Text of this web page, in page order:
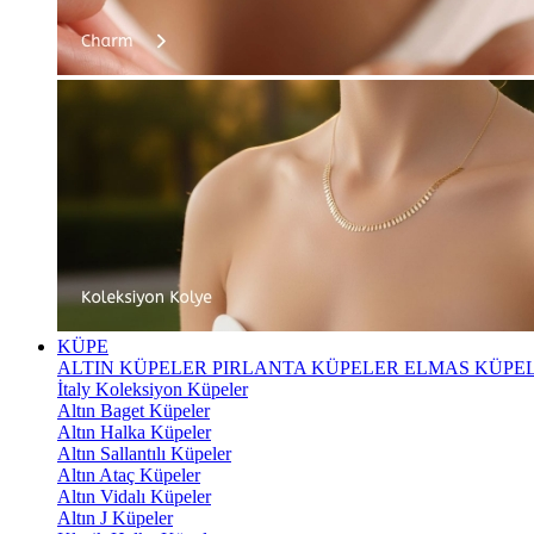
KÜPE
ALTIN KÜPELER PIRLANTA KÜPELER ELMAS
İtaly Koleksiyon Küpeler
Altın Baget Küpeler
Altın Halka Küpeler
Altın Sallantılı Küpeler
Altın Ataç Küpeler
Altın Vidalı Küpeler
Altın J Küpeler